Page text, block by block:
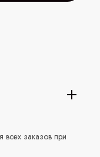
заказов при